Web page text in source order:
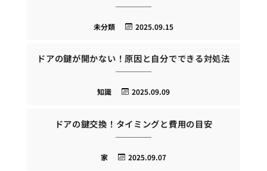
2025.09.15
未分類
ドアの鍵が開かない！原因と自分でできる対処法
2025.09.09
知識
ドアの鍵交換！タイミングと費用の目安
2025.09.07
家